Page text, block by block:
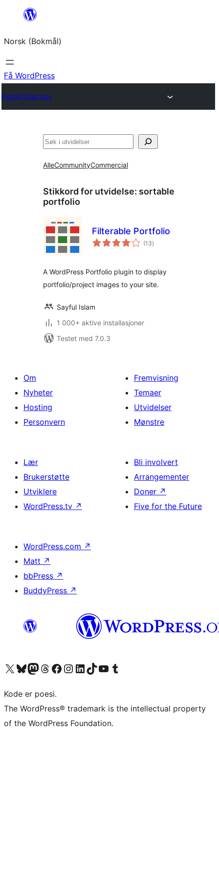
Hopp
innhold
Norsk (Bokmål)
Få WordPress
Plugin Directory
Søk
AlleCommunityCommercial
Stikkord for utvidelse: sortable
portfolio
Filterable Portfolio
(13totale
vurderinger
)
A WordPress Portfolio plugin to display
portfolio/project images to your site.
Sayful Islam
1 000+ aktive installasjoner
Testet med 7.0.3
Om
Nyheter
Hosting
Personvern
Fremvisning
Temaer
Utvidelser
Mønstre
Lær
Brukerstøtte
Utviklere
WordPress.tv ↗
Bli involvert
Arrangementer
Doner ↗
Five for the Future
WordPress.com ↗
Matt ↗
bbPress ↗
BuddyPress ↗
Besøk vår konto på X Visit our Bluesky account
Besøk vår Mastodon-konto
Visit our Threads account
Besøk vår Facebook-sideBesøk vår Instagram-konto
Besøk vår LinkedIn-konto
Visit our TikTok account
Visit our YouTube channel
Visit our Tumblr account
Kode er poesi.
The WordPress® trademark is the intellectual property
of the WordPress Foundation.